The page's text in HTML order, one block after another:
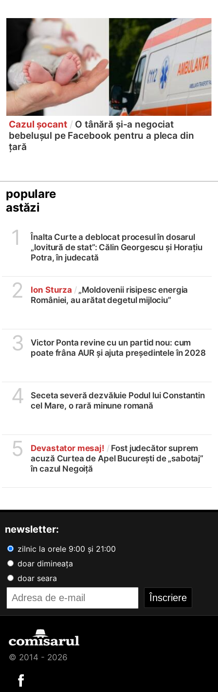
Cazul șocant / O tânără și-a negociat
bebelușul pe Facebook pentru a pleca din
țară
populare
astăzi
1
Înalta Curte a deblocat procesul în dosarul
„lovitură de stat”: Călin Georgescu și Horațiu
Potra, în judecată
2 Ion Sturza /„Moldovenii risipesc energia
României, au arătat degetul mijlociu”
3
Victor Ponta revine cu un partid nou: cum
poate frâna AUR și ajuta președintele în 2028
4
Seceta severă dezvăluie Podul lui Constantin
cel Mare, o rară minune romană
5 Devastator mesaj! / Fost judecător suprem
acuză Curtea de Apel București de „sabotaj”
în cazul Negoiță
newsletter:
zilnic la orele 9:00 și 21:00
doar dimineața
doar seara
© 2014 - 2026